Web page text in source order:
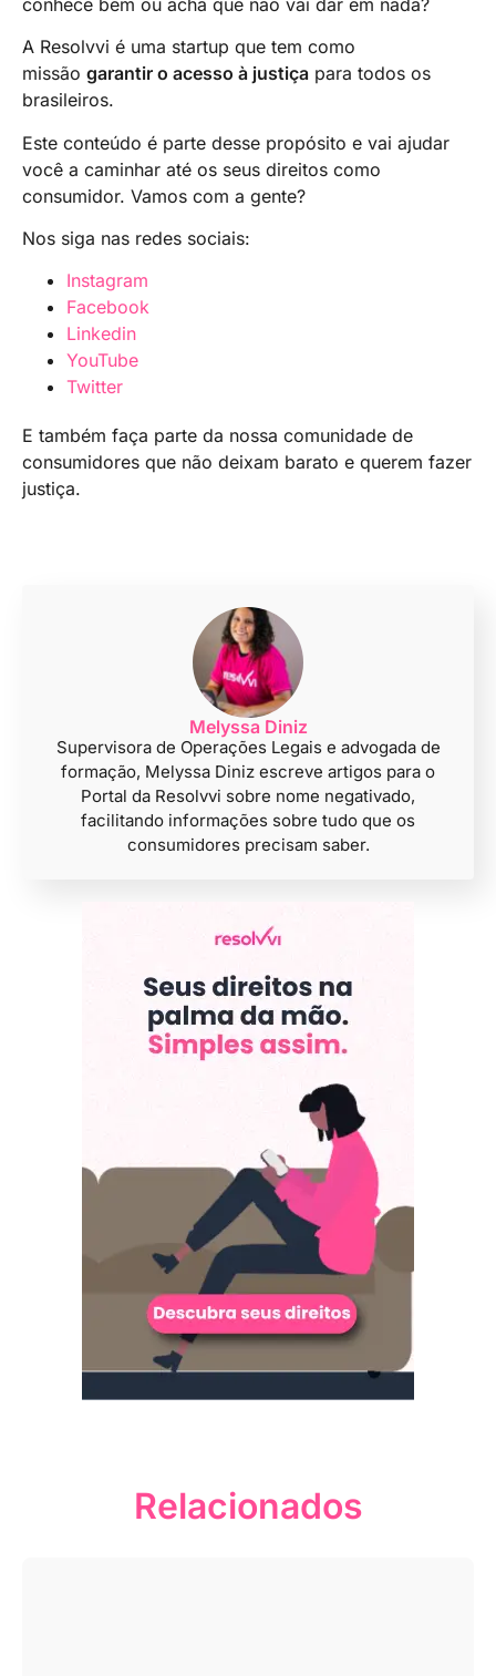
A Resolvvi é uma startup que tem como
missão garantir o acesso à justiça para todos os
brasileiros.
Este conteúdo é parte desse propósito e vai ajudar
você a caminhar até os seus direitos como
consumidor. Vamos com a gente?
Nos siga nas redes sociais:
Instagram
Facebook
Linkedin
YouTube
Twitter
E também faça parte da nossa comunidade de
consumidores que não deixam barato e querem fazer
justiça.
Melyssa Diniz
Supervisora de Operações Legais e advogada de
formação, Melyssa Diniz escreve artigos para o
Portal da Resolvvi sobre nome negativado,
facilitando informações sobre tudo que os
consumidores precisam saber.
Relacionados